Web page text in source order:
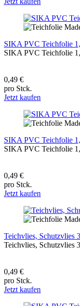
SIKA PVC Teichfolie
SIKA PVC Teichfolie
0,49 €
pro Stck.
Jetzt kaufen
SIKA PVC Teichfolie
SIKA PVC Teichfolie
0,49 €
pro Stck.
Jetzt kaufen
Teichvlies, Schutzvlies
Teichvlies, Schutzvlies
0,49 €
pro Stck.
Jetzt kaufen